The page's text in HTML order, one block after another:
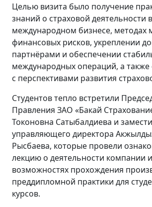
Целью визита было получение
знаний о страховой деятельности в
международном бизнесе, методах
финансовых рисков, укреплении
партнёрами и обеспечении
международных операций, а
с перспективами развития
Студентов тепло встретили
Правления ЗАО «Бакай
Токоновна Сатыбалдиева и
управляющего директора
Рысбаева, которые провели
лекцию о деятельности компании и
возможностях прохождения
преддипломной практики для
курсов.